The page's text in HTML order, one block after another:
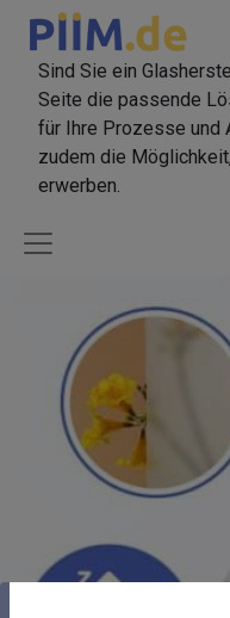
Sind Sie ein
Seite die passende
für Ihre Prozesse und
zudem die
erwerben.